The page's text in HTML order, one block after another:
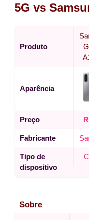
5G vs
Produto
Aparência
Preço
Fabricante
Tipo de
dispositivo
Sobre